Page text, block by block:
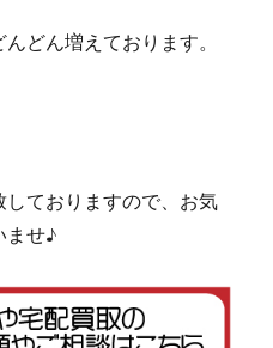
どん増えております。
ておりますので、お気
ませ♪